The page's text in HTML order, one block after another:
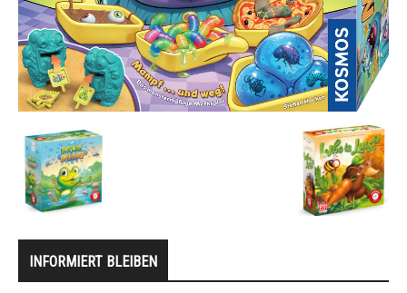
INFORMIERT BLEIBEN